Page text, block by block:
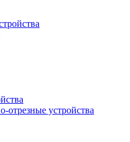
отрезные устройства